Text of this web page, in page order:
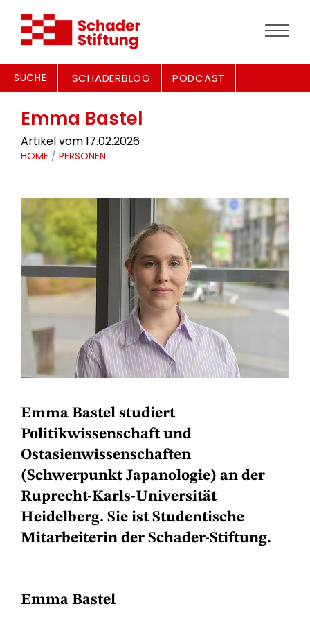
SUCHE SCHADERBLOG PODCAST
Emma Bastel
Artikel vom 17.02.2026
HOME / PERSONEN
Emma Bastel studiert
Politikwissenschaft und
Ostasienwissenschaften
(Schwerpunkt Japanologie) an der
Ruprecht-Karls-Universität
Heidelberg. Sie ist Studentische
Mitarbeiterin der Schader-Stiftung.
Emma Bastel